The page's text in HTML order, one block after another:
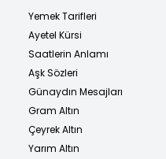
Yemek Tarifleri
Ayetel Kürsi
Saatlerin Anlamı
Aşk Sözleri
Günaydın Mesajları
Gram Altın
Çeyrek Altın
Yarım Altın